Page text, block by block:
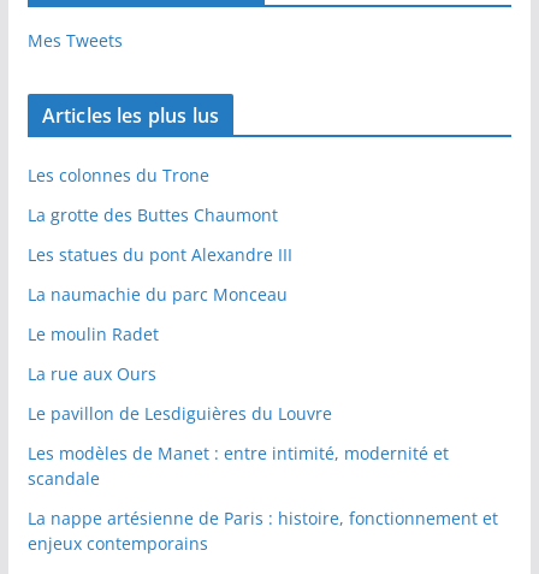
Mes Tweets
Articles les plus lus
Les colonnes du Trone
La grotte des Buttes Chaumont
Les statues du pont Alexandre III
La naumachie du parc Monceau
Le moulin Radet
La rue aux Ours
Le pavillon de Lesdiguières du Louvre
Les modèles de Manet : entre intimité, modernité et
scandale
La nappe artésienne de Paris : histoire, fonctionnement et
enjeux contemporains